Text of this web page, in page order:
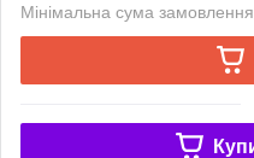
Мінімальна сума